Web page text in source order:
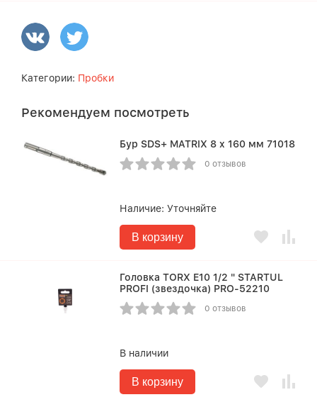
Категории: Пробки
Рекомендуем посмотреть
Бур SDS+ MATRIX 8 x 160 мм 71018
0 отзывов
Наличие:Уточняйте
В корзину
Головка TORX E10 1/2 " STARTUL
PROFI (звездочка) PRO-52210
0 отзывов
В наличии
В корзину